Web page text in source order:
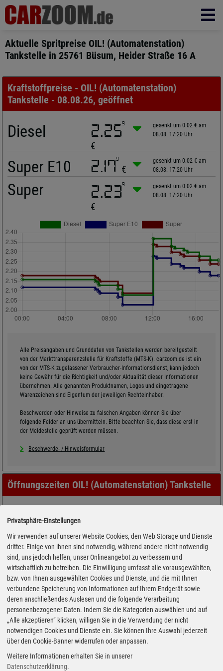
Aktuelle Spritpreise OIL! (Automatenstation)
Tankstelle in 25761 Büsum, Heider Straße 16 A
Kraftstoffpreise - OIL! (Automatenstation)
Tankstelle - 08.08.26, geöffnet
Diesel 2.259
€
gesenkt um 0.02 € am
08.08. 17:20 Uhr
Super E10 2.179
€
gesenkt um 0.02 € am
08.08. 17:20 Uhr
Super 2.239
€
gesenkt um 0.02 € am
08.08. 17:20 Uhr
Alle Preisangaben und Grunddaten von Tankstellen werden bereitgestellt
von der Markttransparenzstelle für Kraftstoffe (MTS-K). carzoom.de ist ein
von der MTS-K zugelassener Verbraucher-Informationsdienst, kann jedoch
keine Gewähr für die Richtigkeit und/oder Aktualität dieser Informationen
übernehmen. Alle genannten Produktnamen, Logos und eingetragene
Warenzeichen sind Eigentum der jeweiligen Rechteinhaber.
Beschwerden oder Hinweise zu falschen Angaben können Sie über
folgende Felder an uns übermitteln. Bitte beachten Sie, dass diese erst in
der Meldestelle geprüft werden müssen.
Beschwerde- / Hinweisformular
Öffnungszeiten OIL! (Automatenstation) Tankstelle
Privatsphäre-Einstellungen
Wir verwenden auf unserer Website Cookies, den Web Storage und Dienste
dritter. Einige von ihnen sind notwendig, während andere nicht notwendig
sind, uns jedoch helfen, unser Onlineangebot zu verbessern und
wirtschaftlich zu betreiben. Die Einwilligung umfasst alle vorausgewählten,
bzw. von Ihnen ausgewählten Cookies und Dienste, und die mit Ihnen
verbundene Speicherung von Informationen auf Ihrem Endgerät sowie
deren anschließendes Auslesen und die folgende Verarbeitung
personenbezogener Daten. Indem Sie die Kategorien auswählen und auf
„Alle akzeptieren“ klicken, willigen Sie in die Verwendung der nicht
notwendigen Cookies und Dienste ein. Sie können Ihre Auswahl jederzeit
über den Cookie-Banner widerrufen oder anpassen.
Weitere Informationen erhalten Sie in unserer
Datenschutzerklärung.